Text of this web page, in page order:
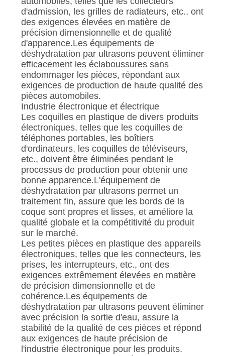
d'admission, les grilles de radiateurs, etc., ont
des exigences élevées en matière de
précision dimensionnelle et de qualité
d'apparence.Les équipements de
déshydratation par ultrasons peuvent éliminer
efficacement les éclaboussures sans
endommager les pièces, répondant aux
exigences de production de haute qualité des
pièces automobiles.
Industrie électronique et électrique
Les coquilles en plastique de divers produits
électroniques, telles que les coquilles de
téléphones portables, les boîtiers
d'ordinateurs, les coquilles de téléviseurs,
etc., doivent être éliminées pendant le
processus de production pour obtenir une
bonne apparence.L'équipement de
déshydratation par ultrasons permet un
traitement fin, assure que les bords de la
coque sont propres et lisses, et améliore la
qualité globale et la compétitivité du produit
sur le marché.
Les petites pièces en plastique des appareils
électroniques, telles que les connecteurs, les
prises, les interrupteurs, etc., ont des
exigences extrêmement élevées en matière
de précision dimensionnelle et de
cohérence.Les équipements de
déshydratation par ultrasons peuvent éliminer
avec précision la sortie d'eau, assure la
stabilité de la qualité de ces pièces et répond
aux exigences de haute précision de
l'industrie électronique pour les produits.